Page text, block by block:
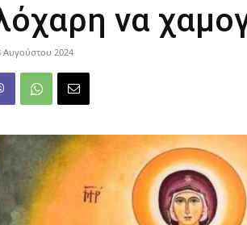
να
Αυγούστου 2024